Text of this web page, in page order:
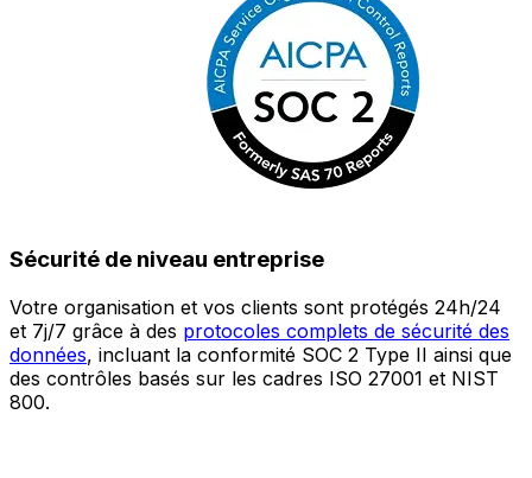
Sécurité de niveau entreprise
Votre organisation et vos clients sont protégés 24h/24
et 7j/7 grâce à des protocoles complets de sécurité des
données, incluant la conformité SOC 2 Type II ainsi que
des contrôles basés sur les cadres ISO 27001 et NIST
800.